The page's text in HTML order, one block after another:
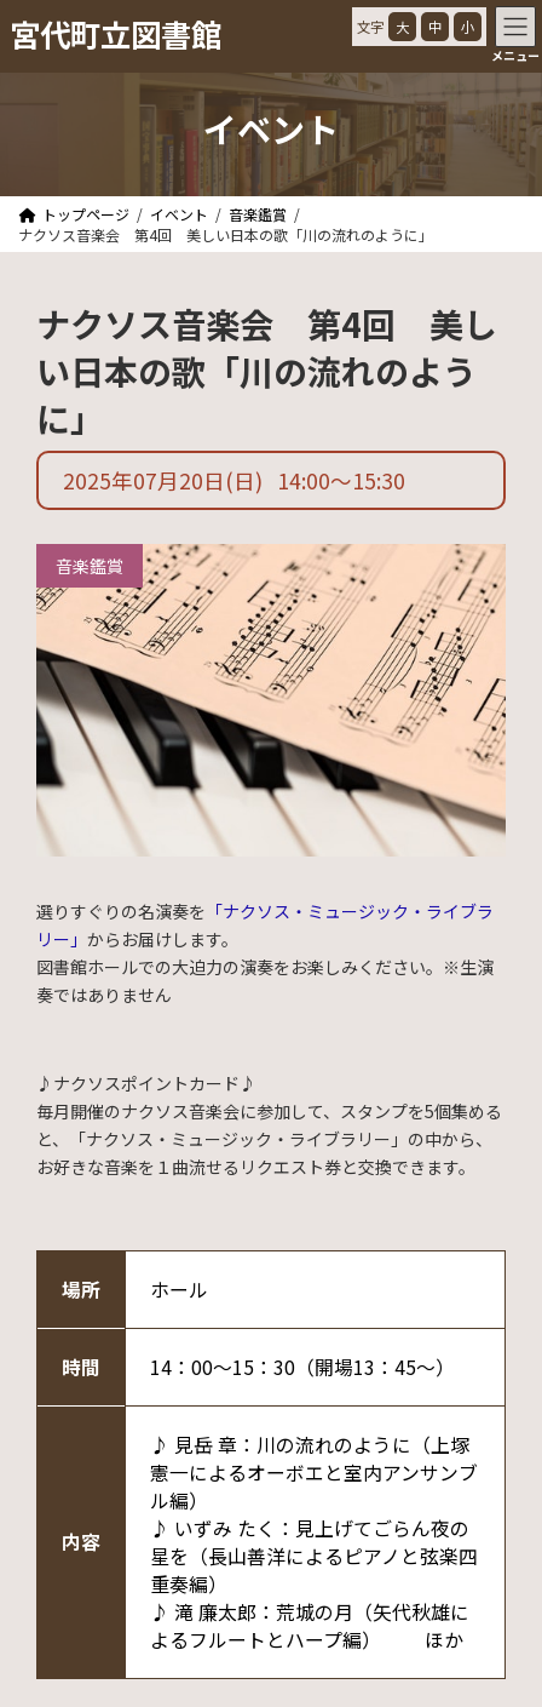
ン
ビ宮代町立図書館 文字 大 中 小
メニュー
イベント
トップページ イベント
音楽鑑賞
ナクソス音楽会 第4回 美しい日本の歌「川の流れのように」
ナクソス音楽会 第4回 美し
い日本の歌「川の流れのよう
に」
2025年07月20日 (日) 14:00〜15:30
音楽鑑賞
選りすぐりの名演奏を 「ナクソス・ミュージック・ライブラ
リー」 からお届けします。
図書館ホールでの大迫力の演奏をお楽しみください。※生演
奏ではありません
♪ ナクソスポイントカード♪
毎月開催のナクソス音楽会に参加して、スタンプを5個集める
と、「ナクソス・ミュージック・ライブラリー」の中から、
お好きな音楽を１曲流せるリクエスト券と交換できます。
場所 ホール
時間 14：00～15：30（開場13：45～）
内容
♪ 見岳 章：川の流れのように（上塚
憲一によるオーボエと室内アンサンブ
ル編）
♪ いずみ たく：見上げてごらん夜の
星を（長山善洋によるピアノと弦楽四
重奏編）
♪ 滝 廉太郎：荒城の月（矢代秋雄に
よるフルートとハープ編） ほか